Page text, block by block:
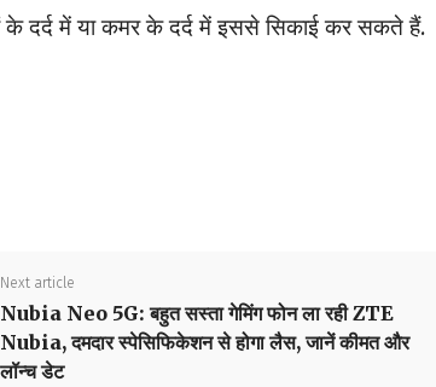
दर्द में या कमर के दर्द में इससे सिकाई कर सकते हैं.
Next article
Nubia Neo 5G: बहुत सस्ता गेमिंग फोन ला रही ZTE
Nubia, दमदार स्पेसिफिकेशन से होगा लैस, जानें कीमत और
लॉन्च डेट